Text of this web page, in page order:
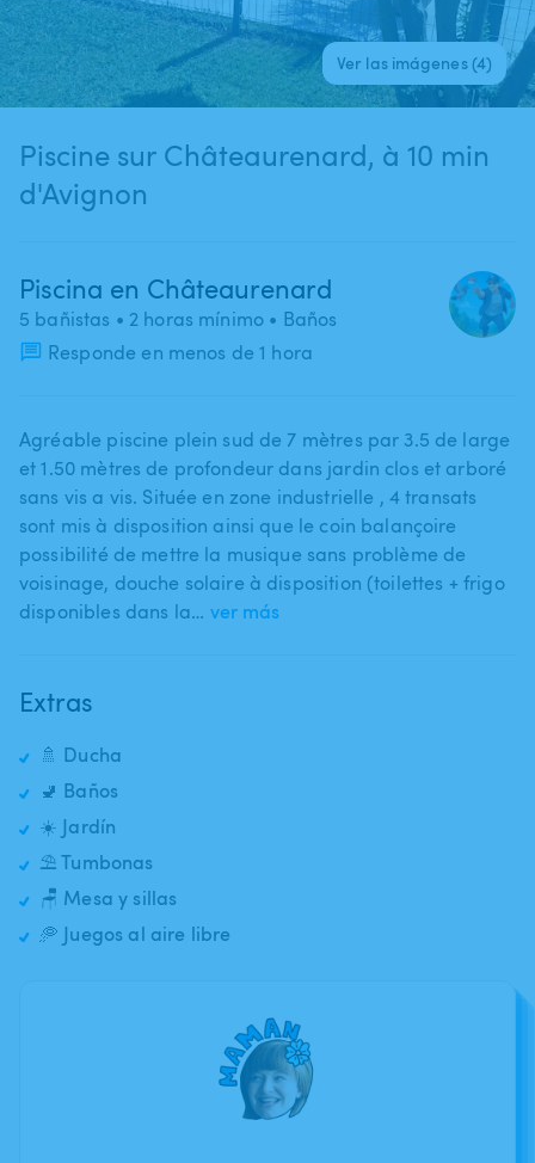
Ver las imágenes (4)
Piscine sur Châteaurenard, à 10 min
d'Avignon
Piscina en Châteaurenard
5 bañistas • 2 horas mínimo • Baños
Responde en menos de 1 hora
Agréable piscine plein sud de 7 mètres par 3.5 de large
et 1.50 mètres de profondeur dans jardin clos et arboré
sans vis a vis. Située en zone industrielle ​,​ 4 transats
sont mis à disposition ainsi que le coin balançoire
possibilité de mettre la musique sans problème de
voisinage​,​ douche solaire à disposition (toilettes + frigo
disponibles dans la… ver más
Extras
🚿 Ducha
🚽 Baños
☀️ Jardín
⛱️ Tumbonas
🪑 Mesa y sillas
🥏 Juegos al aire libre